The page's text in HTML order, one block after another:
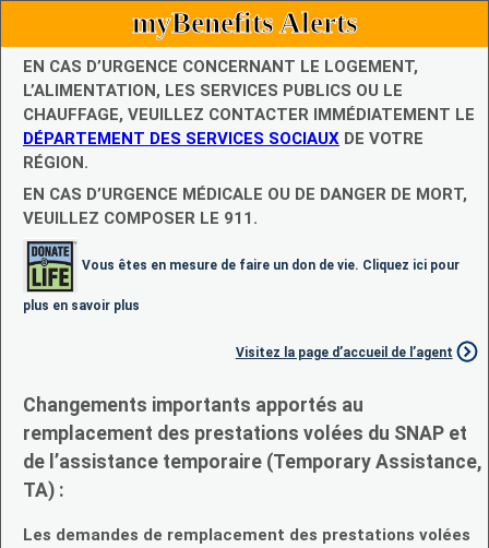
myBenefits Alerts
EN CAS D’URGENCE CONCERNANT LE LOGEMENT,
L’ALIMENTATION, LES SERVICES PUBLICS OU LE
CHAUFFAGE, VEUILLEZ CONTACTER IMMÉDIATEMENT LE
DÉPARTEMENT DES SERVICES SOCIAUX DE VOTRE
RÉGION.
EN CAS D’URGENCE MÉDICALE OU DE DANGER DE MORT,
VEUILLEZ COMPOSER LE 911.
Vous êtes en mesure de faire un don de vie. Cliquez ici pour
plus en savoir plus
Visitez la page d’accueil de l’agent
Changements importants apportés au
remplacement des prestations volées du SNAP et
de l’assistance temporaire (Temporary Assistance,
TA) :
Les demandes de remplacement des prestations volées